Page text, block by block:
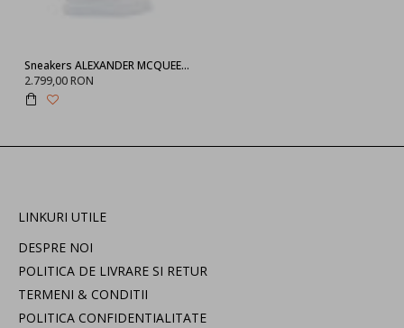
Sneakers ALEXANDER MCQUEEN, Insertie Neagra 794506WIEEW9095
2.799,00 RON
LINKURI UTILE
DESPRE NOI
POLITICA DE LIVRARE SI RETUR
TERMENI & CONDITII
POLITICA CONFIDENTIALITATE